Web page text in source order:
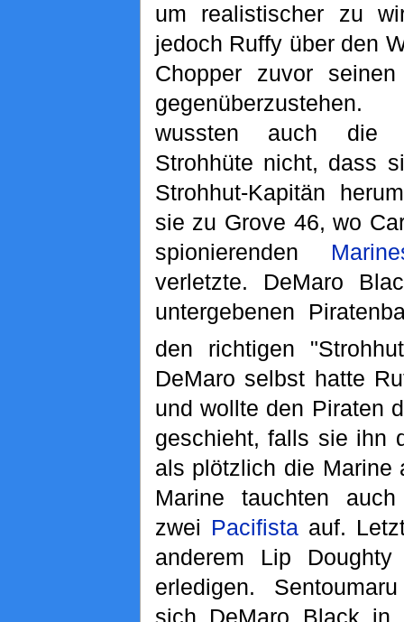
um realistischer zu
jedoch Ruffy über den
Chopper zuvor
wussten auch die
Strohhüte nicht, dass
Strohhut-Kapitän
sie zu Grove 46, wo
spionierenden
verletzte. DeMaro
untergebenen
den richtigen
DeMaro selbst hatte
und wollte den Piraten
geschieht, falls sie ihn
als plötzlich die Marine
Marine tauchten
zwei Pacifistaauf.
anderem Lip
erledigen.